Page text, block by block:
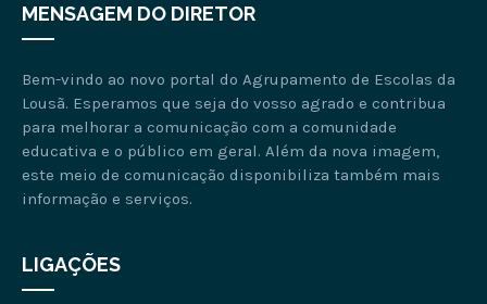
MENSAGEM DO DIRETOR
Bem-vindo ao novo portal do Agrupamento de Escolas da
Lousã. Esperamos que seja do vosso agrado e contribua
para melhorar a comunicação com a comunidade
educativa e o público em geral. Além da nova imagem,
este meio de comunicação disponibiliza também mais
informação e serviços.
LIGAÇÕES